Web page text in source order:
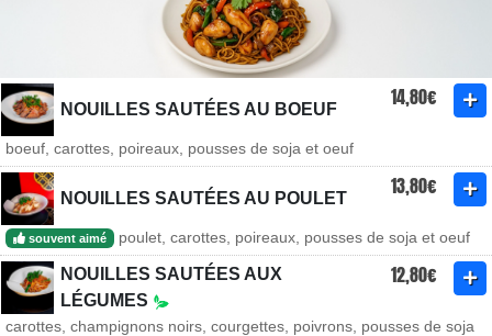
NOUILLES SAUTÉES AU BOEUF 14,80€
boeuf, carottes, poireaux, pousses de soja et oeuf
NOUILLES SAUTÉES AU POULET 13,80€
souvent aimé poulet, carottes, poireaux, pousses de soja et oeuf
NOUILLES SAUTÉES AUX
LÉGUMES
12,80€
carottes, champignons noirs, courgettes, poivrons, pousses de soja